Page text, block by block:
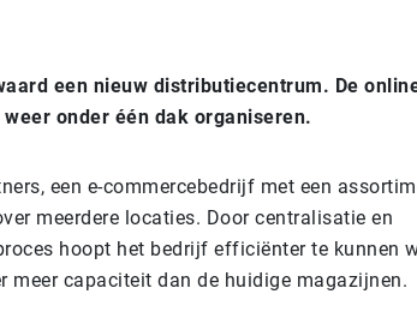
een nieuw distributiecentrum. De
onder één dak organiseren.
een e-commercebedrijf met een
meerdere locaties. Door centralisatie en
hoopt het bedrijf efficiënter te kunnen
meer capaciteit dan de huidige magazijnen.